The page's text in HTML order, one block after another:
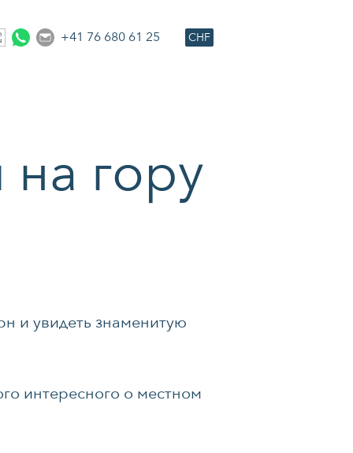
+41 76 680 61 25 CHF
гору
и увидеть знаменитую
интересного о местном